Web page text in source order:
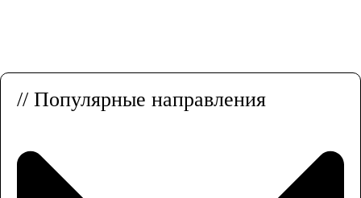
// Популярные направления